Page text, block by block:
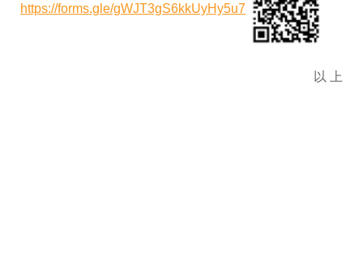
https://forms.gle/gWJT3gS6kkUyHy5u7
以 上